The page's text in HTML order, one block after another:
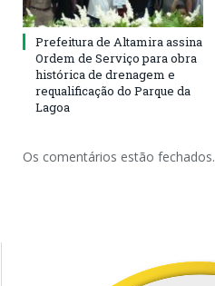
Prefeitura de Altamira assina
Ordem de Serviço para obra
histórica de drenagem e
requalificação do Parque da
Lagoa
Os comentários estão fechados.